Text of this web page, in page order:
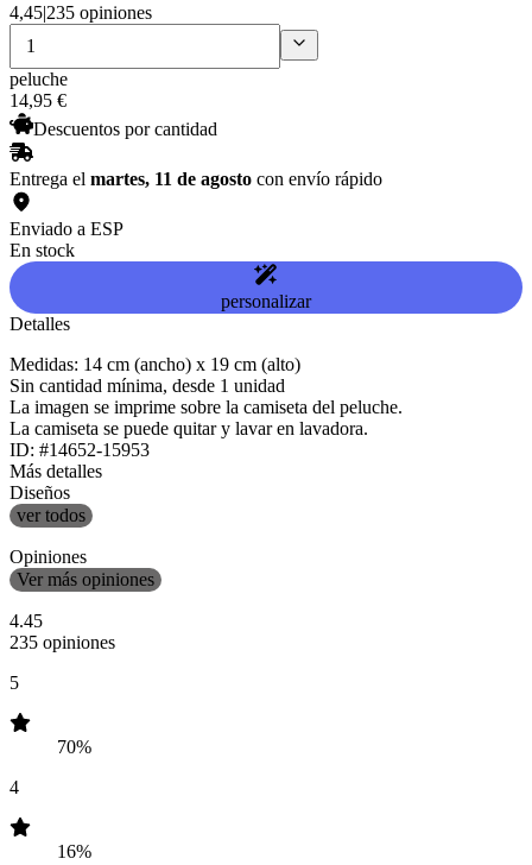
4,45|235 opiniones
peluche
14,95 €
Descuentos por cantidad
Entrega el martes, 11 de agosto con envío rápido
Enviado a ESP
En stock
personalizar
Detalles
Medidas: 14 cm (ancho) x 19 cm (alto)
Sin cantidad mínima, desde 1 unidad
La imagen se imprime sobre la camiseta del peluche.
La camiseta se puede quitar y lavar en lavadora.
ID: #14652-15953
Más detalles
Diseños
ver todos
Opiniones
Ver más opiniones
4.45
235 opiniones
5
70%
4
16%